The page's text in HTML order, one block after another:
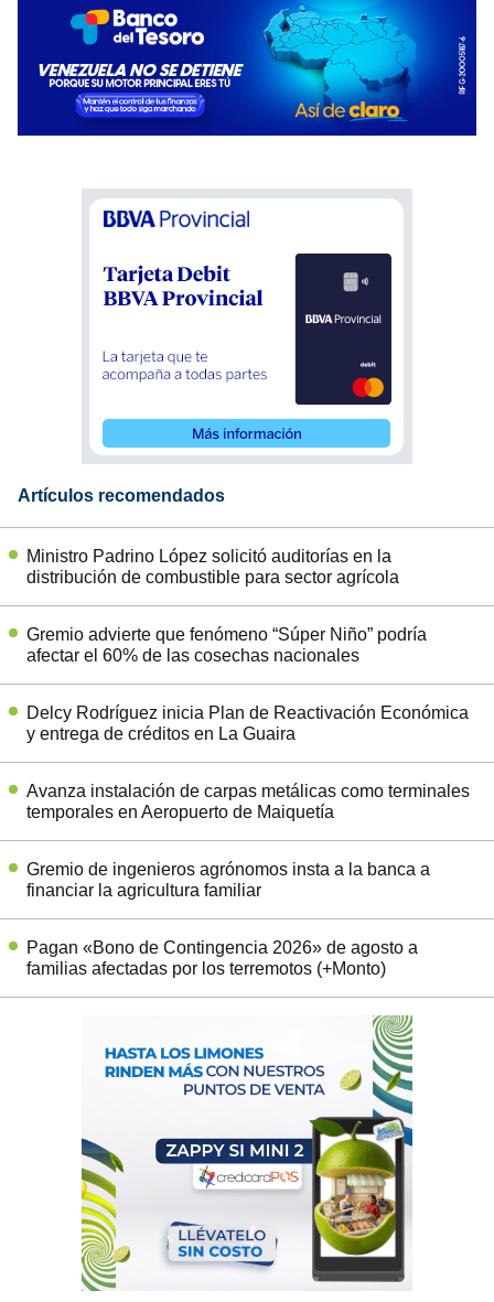
Artículos recomendados
Ministro Padrino López solicitó auditorías en la
distribución de combustible para sector agrícola
Gremio advierte que fenómeno “Súper Niño” podría
afectar el 60% de las cosechas nacionales
Delcy Rodríguez inicia Plan de Reactivación Económica
y entrega de créditos en La Guaira
Avanza instalación de carpas metálicas como terminales
temporales en Aeropuerto de Maiquetía
Gremio de ingenieros agrónomos insta a la banca a
financiar la agricultura familiar
Pagan «Bono de Contingencia 2026» de agosto a
familias afectadas por los terremotos (+Monto)